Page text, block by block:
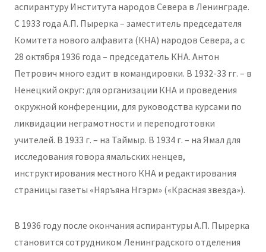
аспирантуру Института народов Севера в Ленинграде.
С 1933 года А.П. Пырерка – заместитель председателя
Комитета нового алфавита (КНА) народов Севера, а с
28 октября 1936 года – председатель КНА. Антон
Петрович много ездит в командировки. В 1932-33 гг. – в
Ненецкий округ: для организации КНА и проведения
окружной конференции, для руководства курсами по
ликвидации неграмотности и переподготовки
учителей. В 1933 г. – на Таймыр. В 1934 г. – на Ямал для
исследования говора ямальских ненцев,
инструктирования местного КНА и редактирования
страницы газеты «Няръяна Нгэрм» («Красная звезда»).
В 1936 году после окончания аспирантуры А.П. Пырерка
становится сотрудником Ленинградского отделения